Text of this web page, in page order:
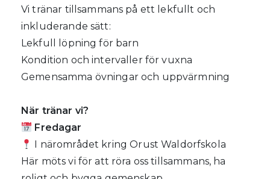
Vi tränar tillsammans på ett lekfullt och
inkluderande sätt:
Lekfull löpning för barn
Kondition och intervaller för vuxna
Gemensamma övningar och uppvärmning
När tränar vi?
Fredagar
I närområdet kring Orust Waldorfskola
Här möts vi för att röra oss tillsammans, ha